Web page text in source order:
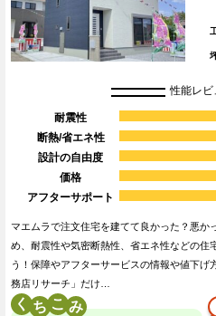
性能レビ
耐震性
断熱/省エネ性
設計の自由度
価格
アフターサポート
マエムラで注文住宅を建てて良かった？悪か
め、耐震性や気密断熱性、省エネ性などの住
う！保障やアフターサービスの情報や値下げ
務店リサーチ」だけ…
く こ